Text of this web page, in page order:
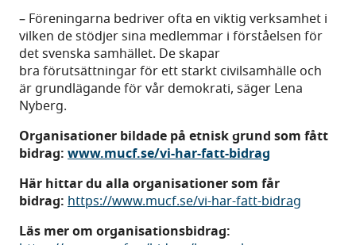
– Föreningarna bedriver ofta en viktig verksamhet i
vilken de stödjer sina medlemmar i förståelsen för
det svenska samhället. De skapar
bra förutsättningar för ett starkt civilsamhälle och
är grundlägande för vår demokrati, säger Lena
Nyberg.
Organisationer bildade på etnisk grund som fått
bidrag: www.mucf.se/vi-har-fatt-bidrag
Här hittar du alla organisationer som får
bidrag: https://www.mucf.se/vi-har-fatt-bidrag
Läs mer om organisationsbidrag: